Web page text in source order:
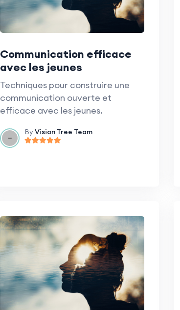
Communication efficace
avec les jeunes
Techniques pour construire une
communication ouverte et
efficace avec les jeunes.
ByVision Tree Team